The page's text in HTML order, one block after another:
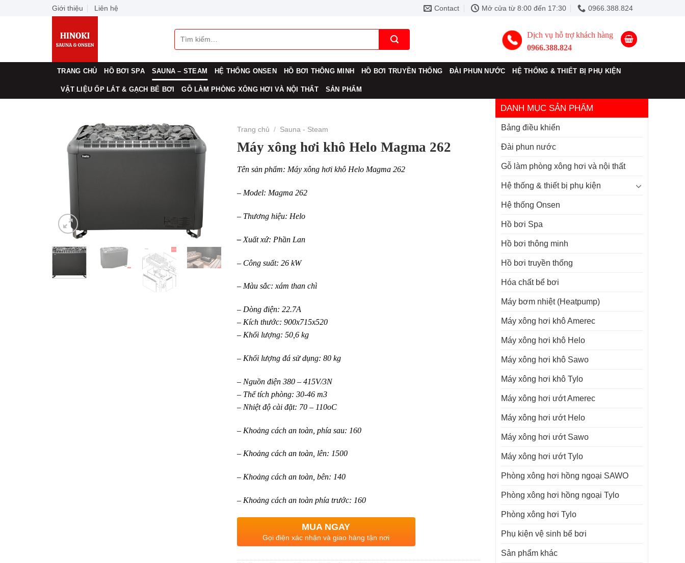
Giới thiệu Liên hệ Contact Mở cửa từ 8:00 đến 17:30 0966.388.824
Tìm
kiếm:
Dịch vụ hỗ trợ khách hàng
0966.388.824
TRANG CHỦ HỒ BƠI SPA SAUNA – STEAM HỆ THỐNG ONSEN HỒ BƠI THÔNG MINH HỒ BƠI TRUYỀN THỐNG ĐÀI PHUN NƯỚC HỆ THỐNG & THIẾT BỊ PHỤ KIỆN
VẬT LIỆU ỐP LÁT & GẠCH BỂ BƠI GỖ LÀM PHÒNG XÔNG HƠI VÀ NỘI THẤT SẢN PHẨM
DANH MỤC SẢN PHẨM
Bảng điều khiển
Đài phun nước
Gỗ làm phòng xông hơi và nội thất
Hệ thống & thiết bị phụ kiện
Hệ thống Onsen
Hồ bơi Spa
Hồ bơi thông minh
Hồ bơi truyền thống
Hóa chất bể bơi
Máy bơm nhiệt (Heatpump)
Máy xông hơi khô Amerec
Máy xông hơi khô Helo
Máy xông hơi khô Sawo
Máy xông hơi khô Tylo
Máy xông hơi ướt Amerec
Máy xông hơi ướt Helo
Máy xông hơi ướt Sawo
Máy xông hơi ướt Tylo
Phòng xông hơi hồng ngoại SAWO
Phòng xông hơi hồng ngoại Tylo
Phòng xông hơi Tylo
Phụ kiện vệ sinh bể bơi
Sản phẩm khác
Trang chủ / Sauna - Steam
Máy xông hơi khô Helo Magma 262
Tên sản phẩm: Máy xông hơi khô Helo Magma 262
– Model: Magma 262
– Thương hiệu: Helo
– Xuất xứ: Phần Lan
– Công suất: 26 kW
– Màu sắc: xám than chì
– Dòng điện: 22.7A
– Kích thước: 900x715x520
– Khối lượng: 50,6 kg
– Khối lượng đá sử dụng: 80 kg
– Nguồn điện 380 – 415V/3N
– Thể tích phòng: 30-46 m3
– Nhiệt độ cài đặt: 70 – 110oC
– Khoảng cách an toàn, phía sau: 160
– Khoảng cách an toàn, lên: 1500
– Khoảng cách an toàn, bên: 140
– Khoảng cách an toàn phía trước: 160
MUA NGAY
Gọi điện xác nhận và giao hàng tận nơi